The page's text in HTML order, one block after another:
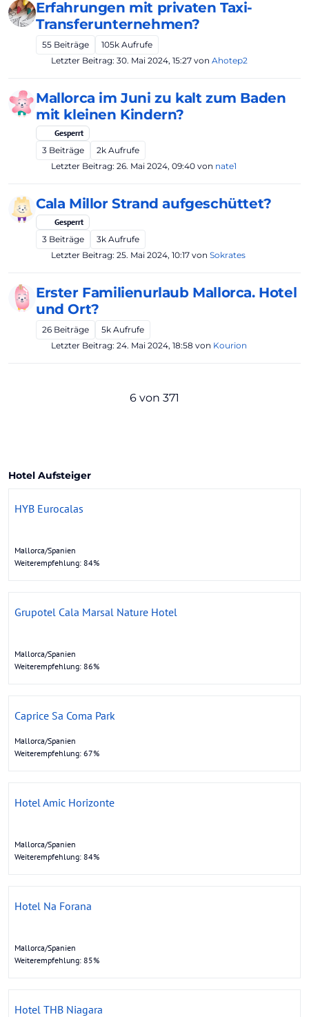
Erfahrungen mit privaten Taxi-
Transferunternehmen?
55 Beiträge 105k Aufrufe
Letzter Beitrag: 30. Mai 2024, 15:27 von Ahotep2
Mallorca im Juni zu kalt zum Baden
mit kleinen Kindern?
Gesperrt
3 Beiträge 2k Aufrufe
Letzter Beitrag: 26. Mai 2024, 09:40 von nate1
Cala Millor Strand aufgeschüttet?
Gesperrt
3 Beiträge 3k Aufrufe
Letzter Beitrag: 25. Mai 2024, 10:17 von Sokrates
Erster Familienurlaub Mallorca. Hotel
und Ort?
26 Beiträge 5k Aufrufe
Letzter Beitrag: 24. Mai 2024, 18:58 von Kourion
6 von 371
Hotel Aufsteiger
HYB Eurocalas
Mallorca/Spanien
Weiterempfehlung: 84%
Grupotel Cala Marsal Nature Hotel
Mallorca/Spanien
Weiterempfehlung: 86%
Caprice Sa Coma Park
Mallorca/Spanien
Weiterempfehlung: 67%
Hotel Amic Horizonte
Mallorca/Spanien
Weiterempfehlung: 84%
Hotel Na Forana
Mallorca/Spanien
Weiterempfehlung: 85%
Hotel THB Niagara